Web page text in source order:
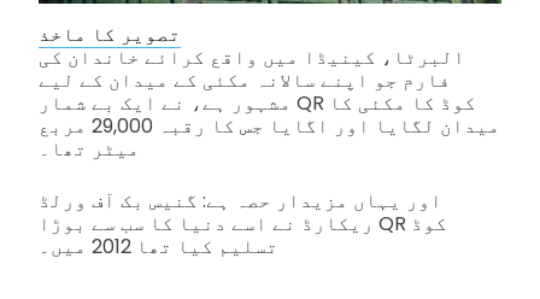
تصویر کا ماخذ
البرٹا، کینیڈا میں واقع کرائے خاندان کی
فارم جو اپنے سالانہ مکئی کے میدان کے لیے
مشہور ہے، نے ایک بے شمار QR کوڈ کا مکئی کا
میدان لگایا اور اگایا جس کا رقبہ 29,000 مربع
میٹر تھا۔
اور یہاں مزیدار حصہ ہے: گنیس بک آف ورلڈ
ریکارڈ نے اسے دنیا کا سب سے بوڑا QR کوڈ
تسلیم کیا تھا 2012 میں۔